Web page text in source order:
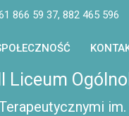
866 59 37, 882 465 596
Liceum
im.